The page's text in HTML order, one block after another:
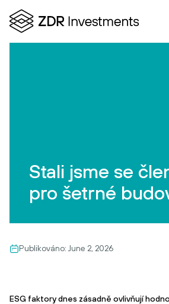
Stali jsme se
pro šetrné
Publikováno: June 2, 2026
ESG faktory dnes zásadně ovlivňují